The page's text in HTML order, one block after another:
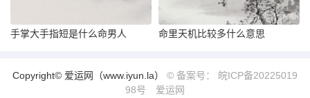
手掌大手指短是什么命男人 命里天机比较多什么意思
Copyright© 爱运网（www.iyun.la） © 备案号： 皖ICP备20225019
98号
爱运网